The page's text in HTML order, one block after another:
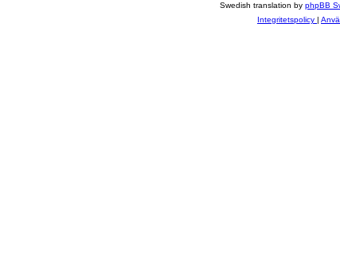
Swedish translation by phpBB
Integritetspolicy